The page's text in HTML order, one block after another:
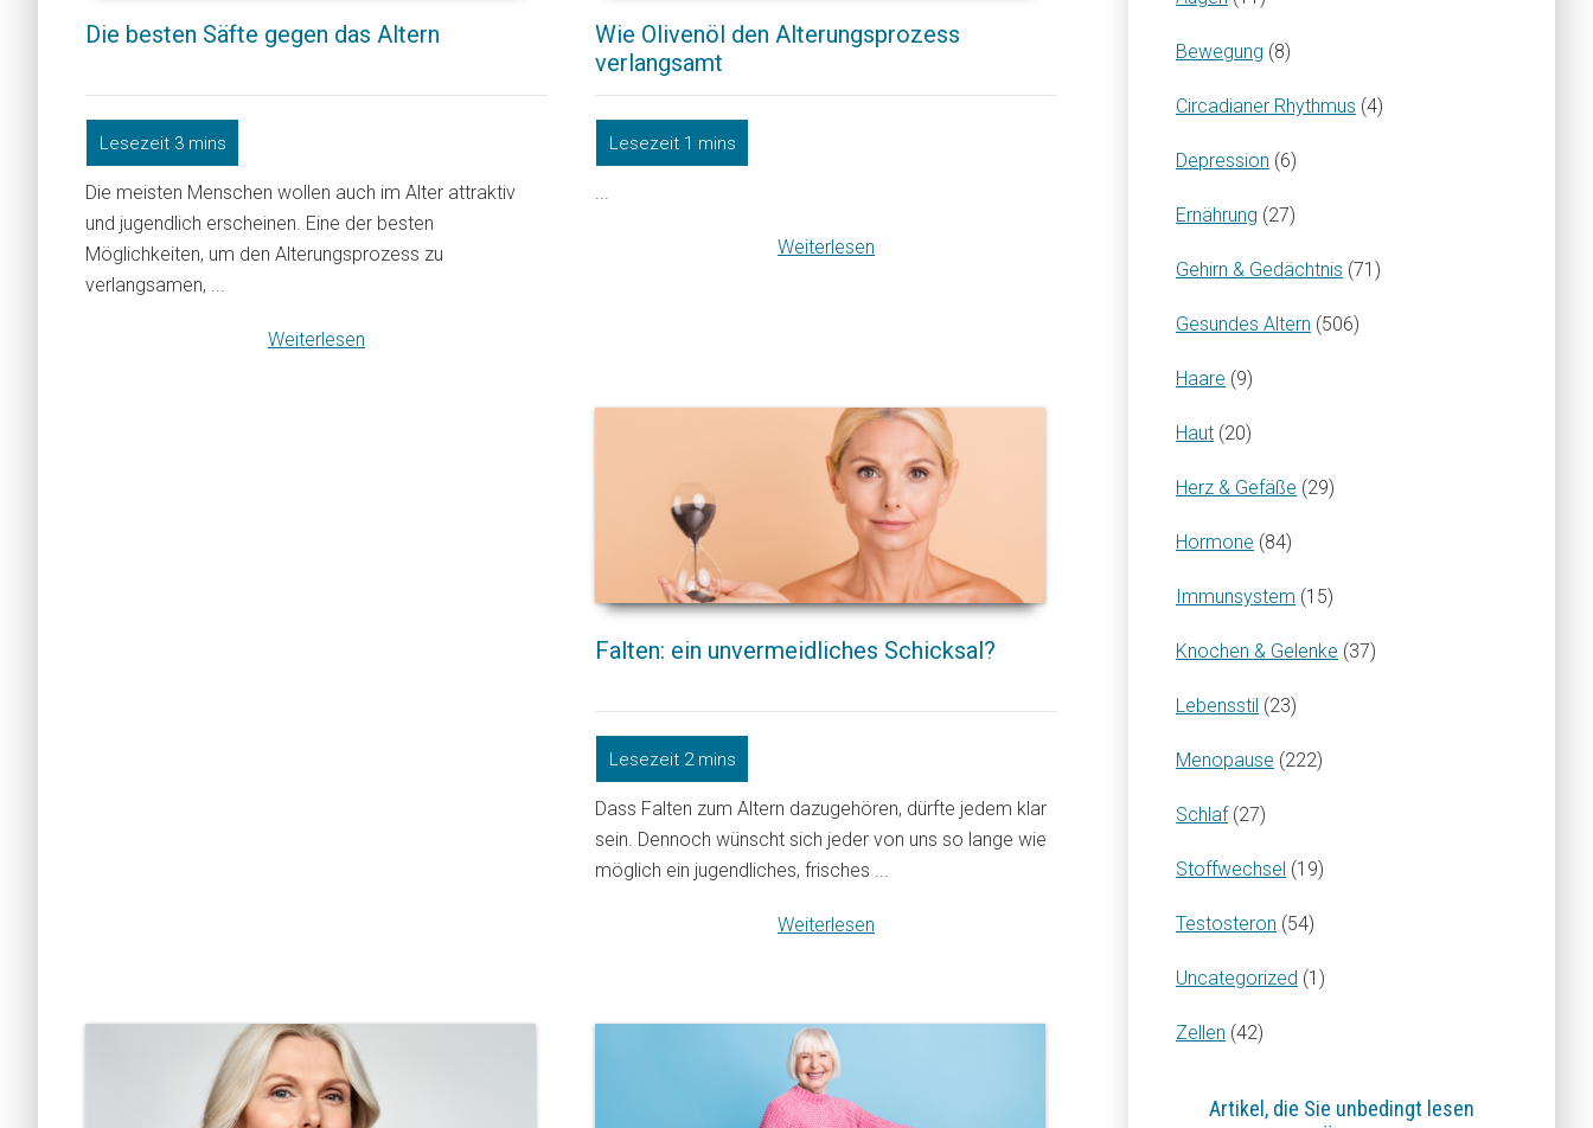
Die besten Säfte gegen das Altern
Die meisten Menschen wollen auch im Alter attraktiv
und jugendlich erscheinen. Eine der besten
Möglichkeiten, um den Alterungsprozess zu
verlangsamen, ...
Weiterlesen
Wie Olivenöl den Alterungsprozess
verlangsamt
...
Weiterlesen
Falten: ein unvermeidliches Schicksal?
Dass Falten zum Altern dazugehören, dürfte jedem klar
sein. Dennoch wünscht sich jeder von uns so lange wie
möglich ein jugendliches, frisches ...
Weiterlesen
Bewegung (8)
Circadianer Rhythmus (4)
Depression (6)
Ernährung (27)
Gehirn & Gedächtnis (71)
Gesundes Altern (506)
Haare (9)
Haut (20)
Herz & Gefäße (29)
Hormone (84)
Immunsystem (15)
Knochen & Gelenke (37)
Lebensstil (23)
Menopause (222)
Schlaf(27)
Stoffwechsel (19)
Testosteron (54)
Uncategorized (1)
Zellen (42)
Artikel, die Sie unbedingt lesen